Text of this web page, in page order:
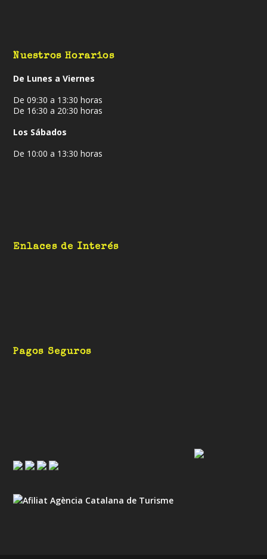
Nuestros Horarios
De Lunes a Viernes
De 09:30 a 13:30 horas
De 16:30 a 20:30 horas
Los Sábados
De 10:00 a 13:30 horas
Enlaces de Interés
Pagos Seguros